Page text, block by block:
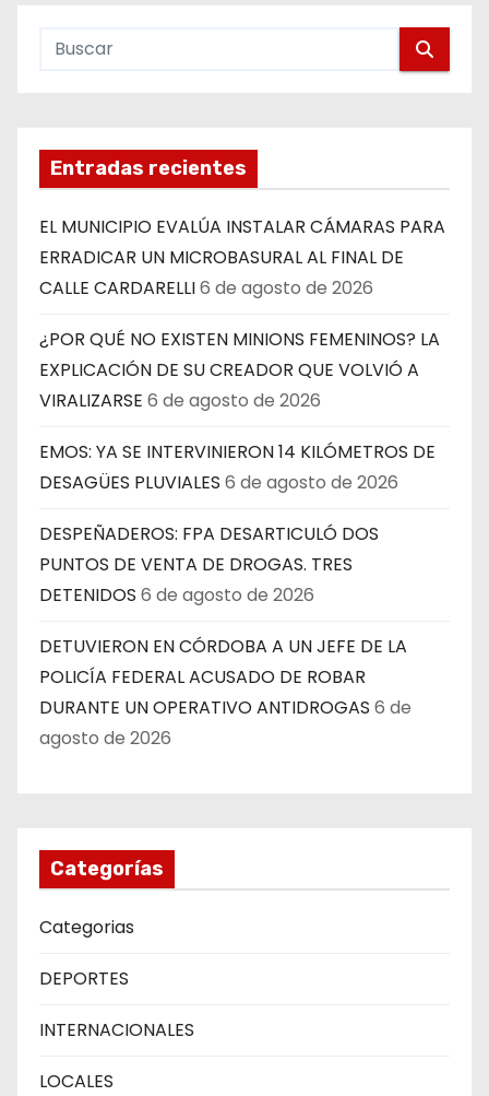
Entradas recientes
EL MUNICIPIO EVALÚA INSTALAR CÁMARAS PARA
ERRADICAR UN MICROBASURAL AL FINAL DE
CALLE CARDARELLI6 de agosto de 2026
¿POR QUÉ NO EXISTEN MINIONS FEMENINOS? LA
EXPLICACIÓN DE SU CREADOR QUE VOLVIÓ A
VIRALIZARSE 6 de agosto de 2026
EMOS: YA SE INTERVINIERON 14 KILÓMETROS DE
DESAGÜES PLUVIALES 6 de agosto de 2026
DESPEÑADEROS: FPA DESARTICULÓ DOS
PUNTOS DE VENTA DE DROGAS. TRES
DETENIDOS 6 de agosto de 2026
DETUVIERON EN CÓRDOBA A UN JEFE DE LA
POLICÍA FEDERAL ACUSADO DE ROBAR
DURANTE UN OPERATIVO ANTIDROGAS 6 de
agosto de 2026
Categorías
Categorias
DEPORTES
INTERNACIONALES
LOCALES